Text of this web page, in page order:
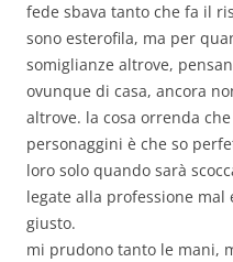
fede sbava tanto che fa il
sono esterofila, ma per
somiglianze altrove,
ovunque di casa, ancora
altrove. la cosa orrenda
personaggini è che so
loro solo quando sarà
legate alla professione mal
giusto.
mi prudono tanto le mani,